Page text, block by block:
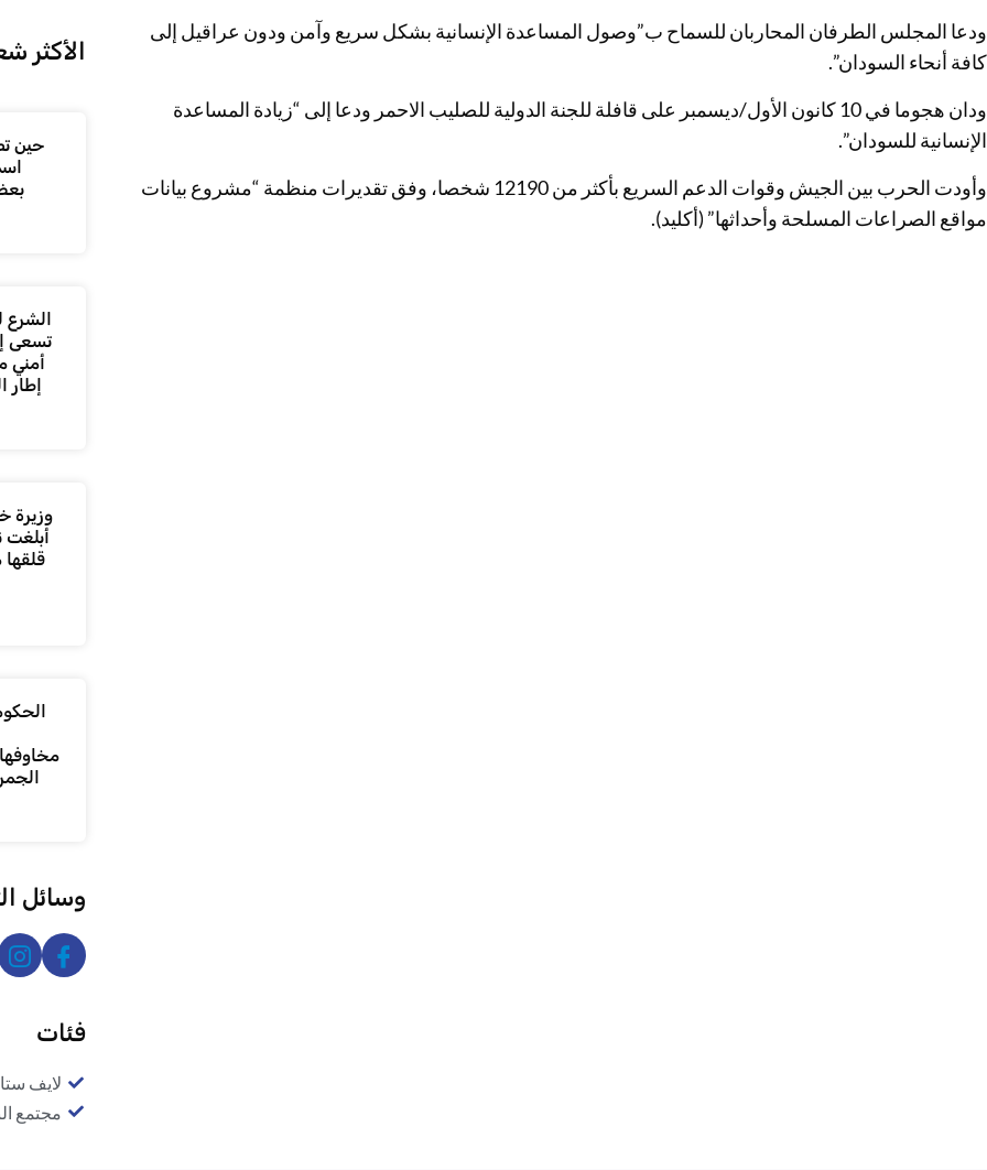
ودعا المجلس الطرفان المحاربان للسماح ب”وصول المساعدة الإنسانية بشكل سريع وآمن ودون عراقيل إلى
كافة أنحاء السودان”.
ودان هجوما في 10 كانون الأول/ديسمبر على قافلة للجنة الدولية للصليب الاحمر ودعا إلى “زيادة المساعدة
الإنسانية للسودان”.
وأودت الحرب بين الجيش وقوات الدعم السريع بأكثر من 12190 شخصا، وفق تقديرات منظمة “مشروع بيانات
مواقع الصراعات المسلحة وأحداثها” (أكليد).
الأكثر
حين
الشرع
تسعى
أمني
إطار
وزيرة
أبلغت
وسائل
فئات
لايف
مجتمع